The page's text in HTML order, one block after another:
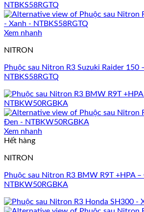
Xem nhanh
NITRON
Phuộc sau Nitron R3 Suzuki Raider 150
NTBKS58RGTQ
Xem nhanh
Hết hàng
NITRON
Phuộc sau Nitron R3 BMW R9T +HPA –
NTBKW50RGBKA